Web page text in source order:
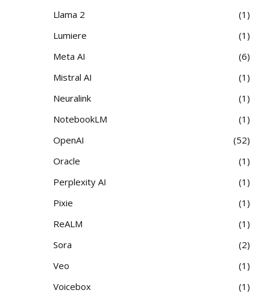
Llama 2
1
Lumiere
1
Meta AI
6
Mistral AI
1
Neuralink
1
NotebookLM
1
OpenAI
52
Oracle
1
Perplexity AI
1
Pixie
1
ReALM
1
Sora
2
Veo
1
Voicebox
1